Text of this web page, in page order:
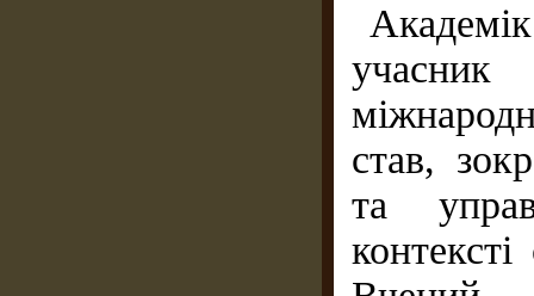
учасник
став,
та
контексті